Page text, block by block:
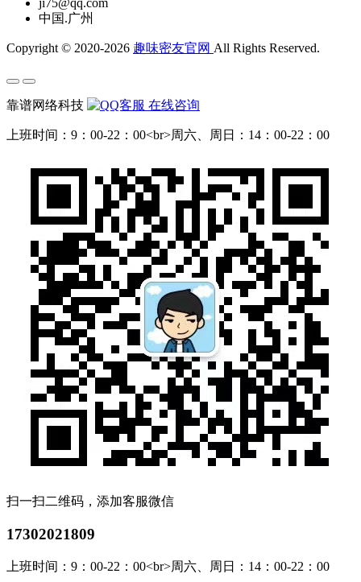
ji75@qq.com
中国.广州
Copyright © 2020-2026 趣味密友官网 All Rights Reserved.
靠谱网络科技 在线咨询
上班时间：9：00-22：00<br>周六、周日：14：00-22：00
扫一扫二维码，添加客服微信
17302021809
上班时间：9：00-22：00<br>周六、周日：14：00-22：00